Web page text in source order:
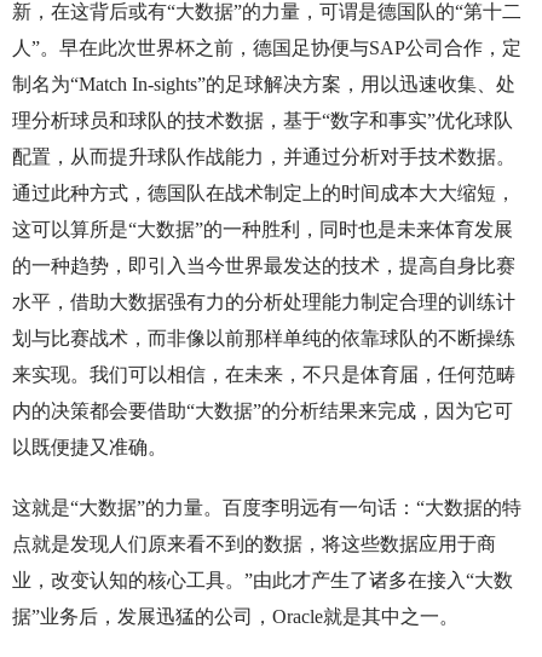
新，在这背后或有“大数据”的力量，可谓是德国队的“第十二
人”。早在此次世界杯之前，德国足协便与SAP公司合作，定
制名为“Match In-sights”的足球解决方案，用以迅速收集、处
理分析球员和球队的技术数据，基于“数字和事实”优化球队
配置，从而提升球队作战能力，并通过分析对手技术数据。
通过此种方式，德国队在战术制定上的时间成本大大缩短，
这可以算所是“大数据”的一种胜利，同时也是未来体育发展
的一种趋势，即引入当今世界最发达的技术，提高自身比赛
水平，借助大数据强有力的分析处理能力制定合理的训练计
划与比赛战术，而非像以前那样单纯的依靠球队的不断操练
来实现。我们可以相信，在未来，不只是体育届，任何范畴
内的决策都会要借助“大数据”的分析结果来完成，因为它可
以既便捷又准确。
这就是“大数据”的力量。百度李明远有一句话：“大数据的特
点就是发现人们原来看不到的数据，将这些数据应用于商
业，改变认知的核心工具。”由此才产生了诸多在接入“大数
据”业务后，发展迅猛的公司，Oracle就是其中之一。